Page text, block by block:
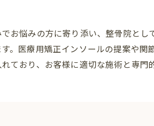
お悩みの方に寄り添い、整骨院と
。医療用矯正インソールの提案や
ており、お客様に適切な施術と専門